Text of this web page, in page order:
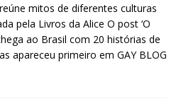
mitos de diferentes culturas
pela Livros da Alice O post ‘O
ao Brasil com 20 histórias de
apareceu primeiro em GAY BLOG